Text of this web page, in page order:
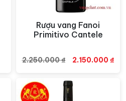
Xem nhanh
Rượu vang Fanoi
Primitivo Cantele
2.250.000₫
Giá
là:
2.250.000 ₫.
2.150.000 ₫